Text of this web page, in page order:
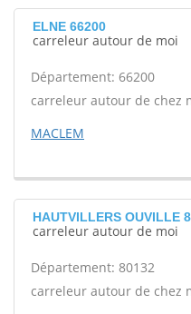
ELNE 66200
carreleur autour de moi
Département: 66200
carreleur autour de chez
MACLEM
HAUTVILLERS OUVILLE
carreleur autour de moi
Département: 80132
carreleur autour de chez